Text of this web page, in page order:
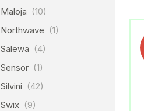
Maloja (10)
Northwave (1)
Salewa (4)
Sensor (1)
Silvini (42)
Swix (9)